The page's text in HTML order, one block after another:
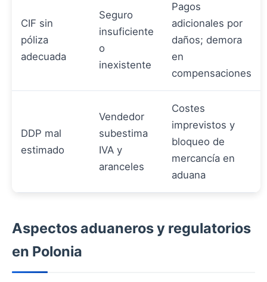
CIF sin
póliza
adecuada
Seguro
insuficiente
o
inexistente
Pagos
adicionales por
daños; demora
en
compensaciones
DDP mal
estimado
Vendedor
subestima
IVA y
aranceles
Costes
imprevistos y
bloqueo de
mercancía en
aduana
Aspectos aduaneros y regulatorios
en Polonia